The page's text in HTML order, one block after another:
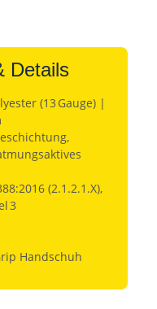
Details
(13 Gauge) |
(2.1.2.1.X),
3
Handschuh